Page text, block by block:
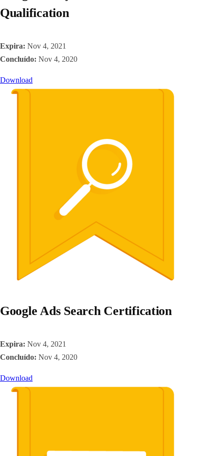
Qualification
Expira: Nov 4, 2021
Concluído: Nov 4, 2020
Download
Google Ads Search Certification
Expira: Nov 4, 2021
Concluído: Nov 4, 2020
Download